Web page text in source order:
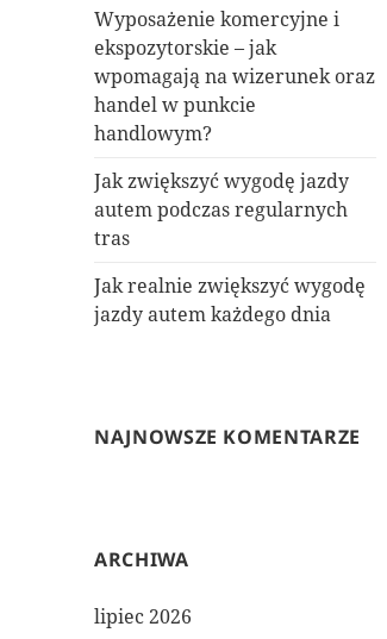
Wyposażenie komercyjne i
ekspozytorskie – jak
wpomagają na wizerunek oraz
handel w punkcie
handlowym?
Jak zwiększyć wygodę jazdy
autem podczas regularnych
tras
Jak realnie zwiększyć wygodę
jazdy autem każdego dnia
NAJNOWSZE KOMENTARZE
ARCHIWA
lipiec 2026